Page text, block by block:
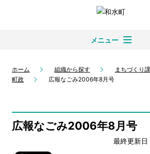
メニュー
ホーム 組織から探す
まちづくり課
町政
広報なごみ2006年8月号
広報なごみ2006年8月号
最終更新